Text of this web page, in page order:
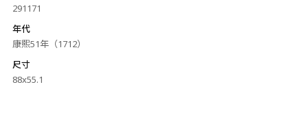
291171
年代
康熙51年（1712）
尺寸
88x55.1